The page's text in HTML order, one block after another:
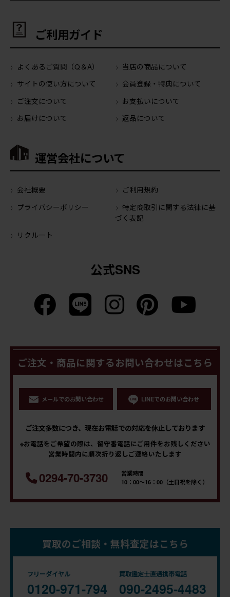
ご利用ガイド
よくあるご質問（Q＆A）
当店の商品について
サイトの使い方について
会員登録・特典について
ご注文について
お支払いについて
お届けについて
返品について
運営会社について
会社概要
ご利用規約
プライバシーポリシー
特定商取引に関する法律に基
づく表記
リクルート
公式SNS
ご注文・商品に関するお問い合わせはこちら
メールでのお問い合わせ LINEでのお問い合わせ
ご注文多数につき、現在お電話での対応を休止しております
※お電話をご希望の際は、留守番電話にご用件をお残しください
営業時間内に順次折り返しご連絡いたします
0294-70-3730
営業時間
10：00～16：00（土日祝を除く）
買取のご相談・無料査定はこちら
フリーダイヤル
0120-971-794
買取鑑定士直通携帯電話
090-2495-4483